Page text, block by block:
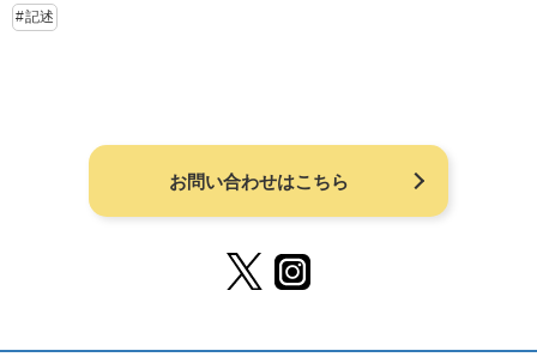
記述
お問い合わせはこちら